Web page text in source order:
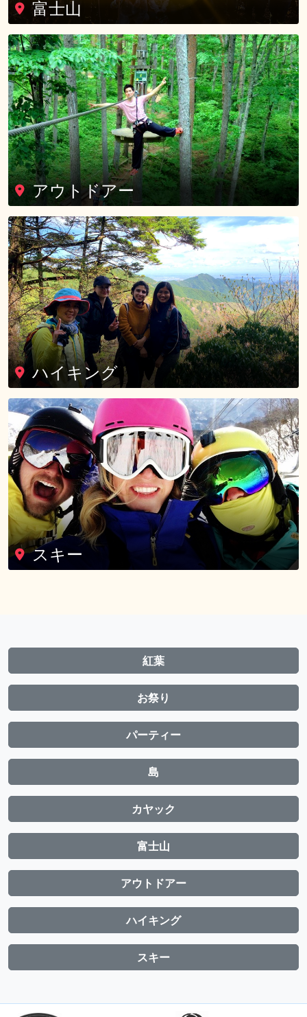
富士山
アウトドアー
ハイキング
スキー
紅葉
お祭り
パーティー
島
カヤック
富士山
アウトドアー
ハイキング
スキー